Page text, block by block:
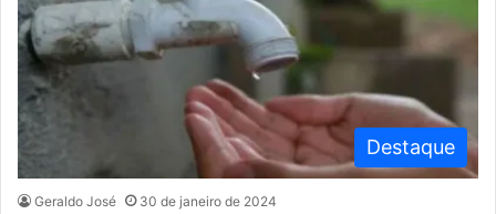
Destaque
Geraldo José 30 de janeiro de 2024